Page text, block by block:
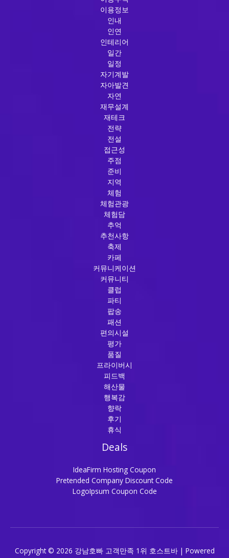
이용정보
인내
인연
인테리어
일간
일정
자기계발
자아발견
자연
재무설계
재테크
전략
전설
접근성
주점
준비
지역
체험
체험관광
체험담
추억
추천사항
축제
카페
커뮤니케이션
커뮤니티
클럽
파티
팝송
패션
편의시설
평가
품질
프라이버시
피드백
해산물
행복감
향락
후기
휴식
Deals
IdeaFirm Hosting Coupon
Pretended Company Discount Code
LogoIpsum Coupon Code
Copyright © 2026 강남호빠 고객만족 1위 호스트바 | Powered